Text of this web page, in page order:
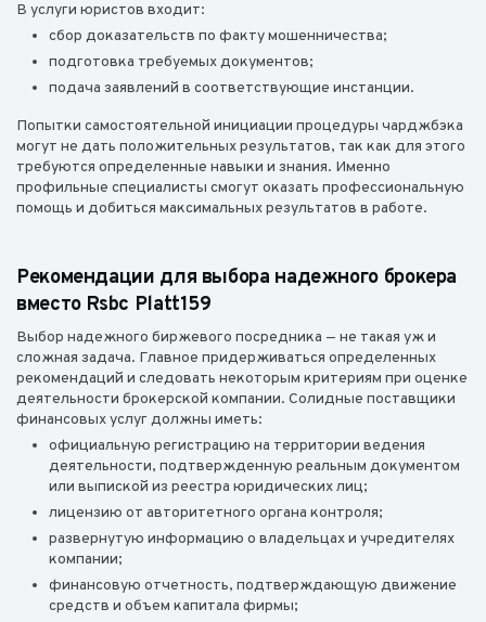
В услуги юристов входит:
сбор доказательств по факту мошенничества;
подготовка требуемых документов;
подача заявлений в соответствующие инстанции.
Попытки самостоятельной инициации процедуры чарджбэка
могут не дать положительных результатов, так как для этого
требуются определенные навыки и знания. Именно
профильные специалисты смогут оказать профессиональную
помощь и добиться максимальных результатов в работе.
Рекомендации для выбора надежного брокера
вместо Rsbc Platt159
Выбор надежного биржевого посредника — не такая уж и
сложная задача. Главное придерживаться определенных
рекомендаций и следовать некоторым критериям при оценке
деятельности брокерской компании. Солидные поставщики
финансовых услуг должны иметь:
официальную регистрацию на территории ведения
деятельности, подтвержденную реальным документом
или выпиской из реестра юридических лиц;
лицензию от авторитетного органа контроля;
развернутую информацию о владельцах и учредителях
компании;
финансовую отчетность, подтверждающую движение
средств и объем капитала фирмы;